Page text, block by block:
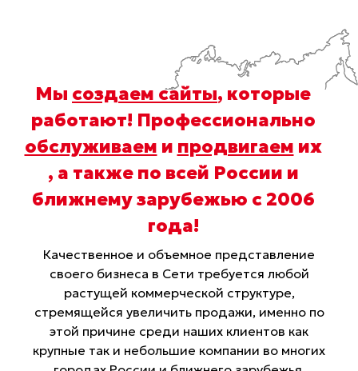
Мы создаем сайты, которые
работают! Профессионально
обслуживаем и продвигаем их
, а также по всей России и
ближнему зарубежью с 2006
года!
Качественное и объемное представление
своего бизнеса в Сети требуется любой
растущей коммерческой структуре,
стремящейся увеличить продажи, именно по
этой причине среди наших клиентов как
крупные так и небольшие компании во многих